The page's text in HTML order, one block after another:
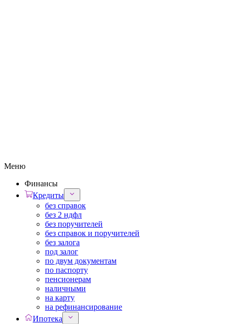
Меню
Финансы
Кредиты
без справок
без 2 ндфл
без поручителей
без справок и поручителей
без залога
под залог
по двум документам
по паспорту
пенсионерам
наличными
на карту
на рефинансирование
Ипотека